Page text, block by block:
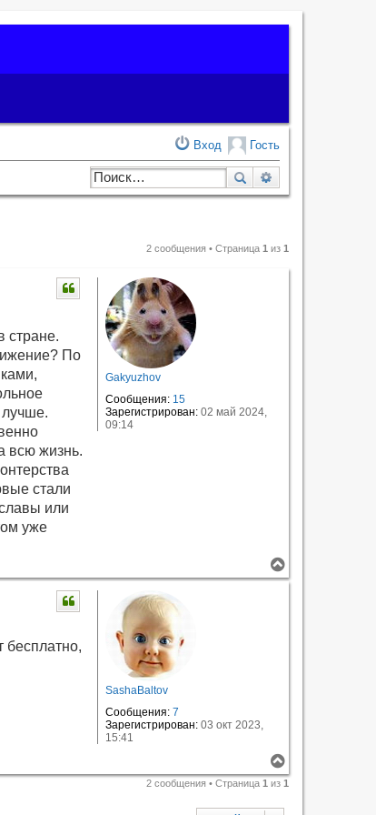
Гость
Вход
Поиск
2 сообщения • Страница 1 из 1
Gakyuzhov
Сообщения: 15
Зарегистрирован: 02 май 2024,
09:14
стране.
По
всю жизнь.
стали
или
уже
е
р
SashaBaltov
Сообщения: 7
Зарегистрирован: 03 окт 2023,
15:41
бесплатно,
е
р
2 сообщения • Страница 1 из 1